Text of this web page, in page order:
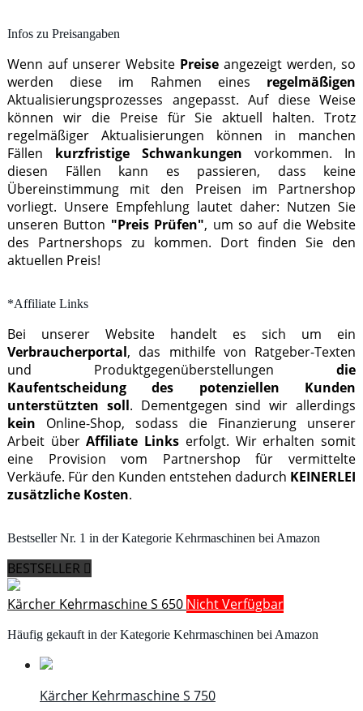
Infos zu Preisangaben
Wenn auf unserer Website Preise angezeigt werden, so
werden diese im Rahmen eines regelmäßigen
Aktualisierungsprozesses angepasst. Auf diese Weise
können wir die Preise für Sie aktuell halten. Trotz
regelmäßiger Aktualisierungen können in manchen
Fällen kurzfristige Schwankungen vorkommen. In
diesen Fällen kann es passieren, dass keine
Übereinstimmung mit den Preisen im Partnershop
vorliegt. Unsere Empfehlung lautet daher: Nutzen Sie
unseren Button "Preis Prüfen", um so auf die Website
des Partnershops zu kommen. Dort finden Sie den
aktuellen Preis!
*Affiliate Links
Bei unserer Website handelt es sich um ein
Verbraucherportal, das mithilfe von Ratgeber-Texten
und Produktgegenüberstellungen die
Kaufentscheidung des potenziellen Kunden
unterstützten soll. Dementgegen sind wir allerdings
kein Online-Shop, sodass die Finanzierung unserer
Arbeit überAffiliate Links erfolgt. Wir erhalten somit
eine Provision vom Partnershop für vermittelte
Verkäufe. Für den Kunden entstehen dadurch KEINERLEI
zusätzliche Kosten.
Bestseller Nr. 1 in der Kategorie Kehrmaschinen bei Amazon
BESTSELLER
Kärcher Kehrmaschine S 650 Nicht Verfügbar
Häufig gekauft in der Kategorie Kehrmaschinen bei Amazon
Kärcher Kehrmaschine S 750